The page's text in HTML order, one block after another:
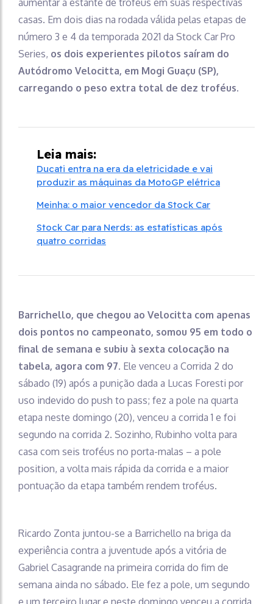
aumentar a estante de troféus em suas respectivas
casas. Em dois dias na rodada válida pelas etapas de
número 3 e 4 da temporada 2021 da Stock Car Pro
Series, os dois experientes pilotos saíram do
Autódromo Velocitta, em Mogi Guaçu (SP),
carregando o peso extra total de dez troféus.
Leia mais:
Ducati entra na era da eletricidade e vai
produzir as máquinas da MotoGP elétrica
Meinha: o maior vencedor da Stock Car
Stock Car para Nerds: as estatísticas após
quatro corridas
Barrichello, que chegou ao Velocitta com apenas
dois pontos no campeonato, somou 95 em todo o
final de semana e subiu à sexta colocação na
tabela, agora com 97. Ele venceu a Corrida 2 do
sábado (19) após a punição dada a Lucas Foresti por
uso indevido do push to pass; fez a pole na quarta
etapa neste domingo (20), venceu a corrida 1 e foi
segundo na corrida 2. Sozinho, Rubinho volta para
casa com seis troféus no porta-malas – a pole
position, a volta mais rápida da corrida e a maior
pontuação da etapa também rendem troféus.
Ricardo Zonta juntou-se a Barrichello na briga da
experiência contra a juventude após a vitória de
Gabriel Casagrande na primeira corrida do fim de
semana ainda no sábado. Ele fez a pole, um segundo